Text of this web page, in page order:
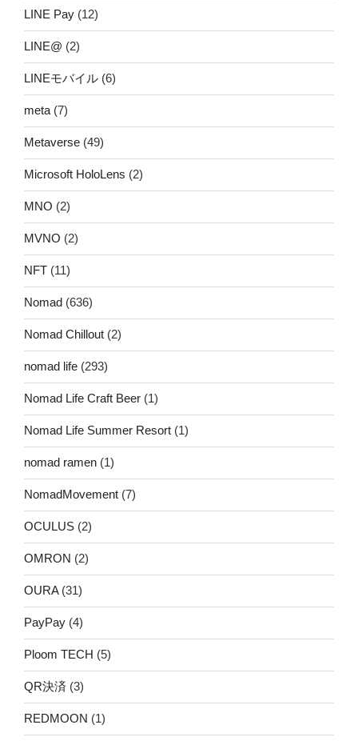
LINE Pay (12)
LINE@ (2)
LINEモバイル (6)
meta(7)
Metaverse (49)
Microsoft HoloLens (2)
MNO (2)
MVNO (2)
NFT (11)
Nomad (636)
Nomad Chillout (2)
nomad life (293)
Nomad Life Craft Beer (1)
Nomad Life Summer Resort (1)
nomad ramen (1)
NomadMovement (7)
OCULUS (2)
OMRON (2)
OURA(31)
PayPay (4)
Ploom TECH (5)
QR決済 (3)
REDMOON (1)